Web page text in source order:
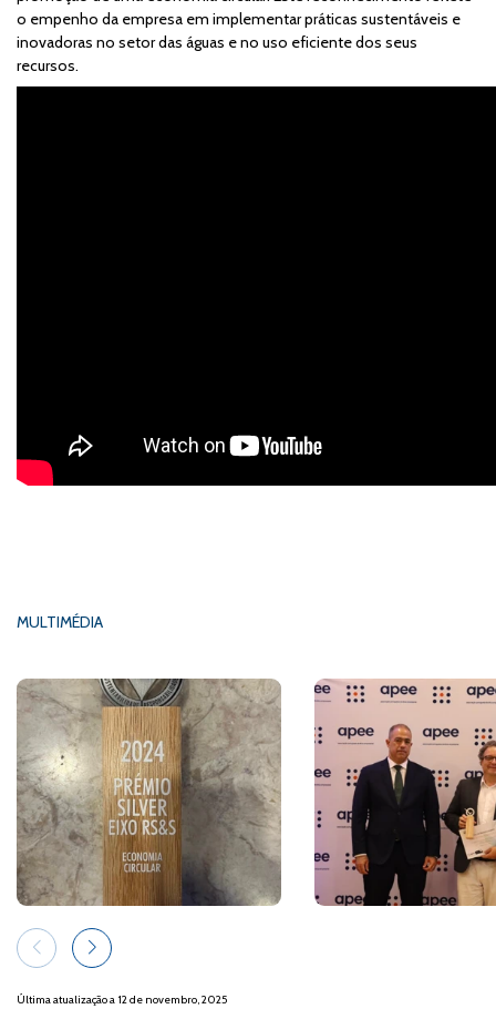
o empenho da empresa em implementar práticas sustentáveis e
inovadoras no setor das águas e no uso eficiente dos seus
recursos.
MULTIMÉDIA
Última atualização a 12 de novembro, 2025